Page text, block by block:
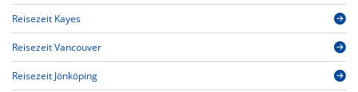
Reisezeit Kayes
Reisezeit Vancouver
Reisezeit Jönköping